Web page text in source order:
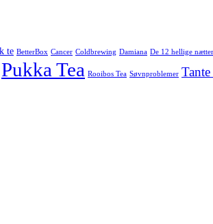
te BetterBox Cancer Coldbrewing Damiana De 12 hellige nætter
Pukka Tea Rooibos Tea Søvnproblemer